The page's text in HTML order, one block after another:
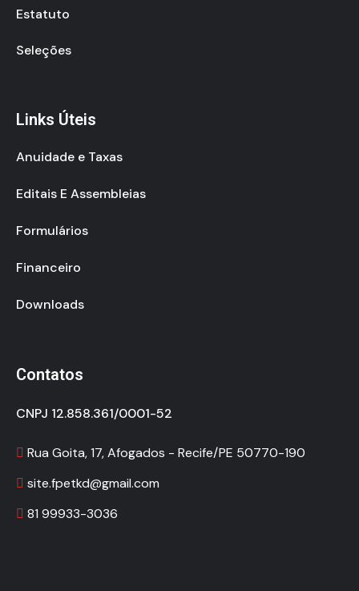
Estatuto
Seleções
Links Úteis
Anuidade e Taxas
Editais E Assembleias
Formulários
Financeiro
Downloads
Contatos
CNPJ 12.858.361/0001-52
Rua Goita, 17, Afogados - Recife/PE 50770-190
site.fpetkd@gmail.com
81 99933-3036